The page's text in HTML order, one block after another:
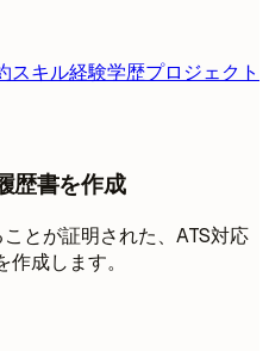
スキル経験学歴プロジェクト
歴書を作成
とが証明された、ATS対応
成します。